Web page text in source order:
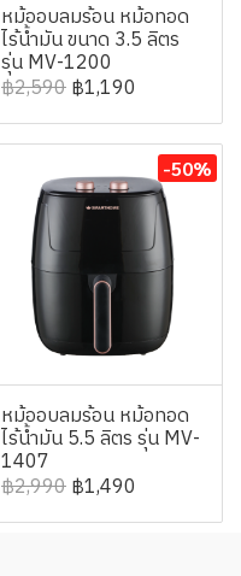
หม้ออบลมร้อน หม้อทอด
ไร้น้ำมัน ขนาด 3.5 ลิตร
รุ่น MV-1200
฿2,590฿1,190
-50%
หม้ออบลมร้อน หม้อทอด
ไร้น้ำมัน 5.5 ลิตร รุ่น MV-
1407
฿2,990฿1,490